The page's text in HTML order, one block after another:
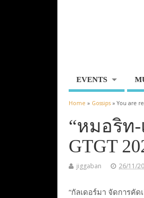
EVENTS
Home » Gossips » You are
“หมอริท-
GTGT
jiggaban 26/11/
“กัลเดอร์มา จัดการคัด